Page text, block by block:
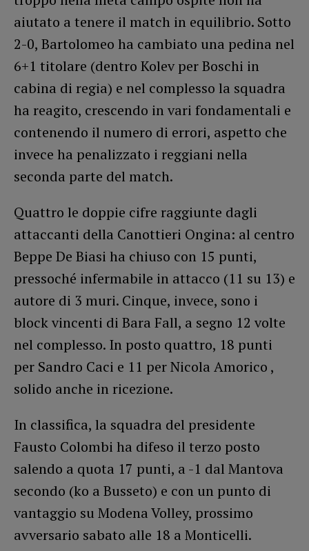
aiutato a tenere il match in equilibrio. Sotto
2-0, Bartolomeo ha cambiato una pedina nel
6+1 titolare (dentro Kolev per Boschi in
cabina di regia) e nel complesso la squadra
ha reagito, crescendo in vari fondamentali e
contenendo il numero di errori, aspetto che
invece ha penalizzato i reggiani nella
seconda parte del match.
Quattro le doppie cifre raggiunte dagli
attaccanti della Canottieri Ongina: al centro
Beppe De Biasi ha chiuso con 15 punti,
pressoché infermabile in attacco (11 su 13) e
autore di 3 muri. Cinque, invece, sono i
block vincenti di Bara Fall, a segno 12 volte
nel complesso. In posto quattro, 18 punti
per Sandro Caci e 11 per Nicola Amorico ,
solido anche in ricezione.
In classifica, la squadra del presidente
Fausto Colombi ha difeso il terzo posto
salendo a quota 17 punti, a -1 dal Mantova
secondo (ko a Busseto) e con un punto di
vantaggio su Modena Volley, prossimo
avversario sabato alle 18 a Monticelli.